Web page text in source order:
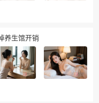
养生馆开销